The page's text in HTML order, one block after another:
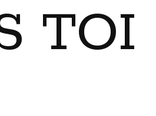
TOI